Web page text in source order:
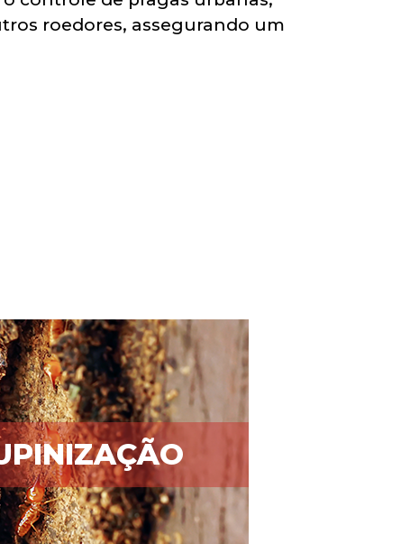
roedores, assegurando um